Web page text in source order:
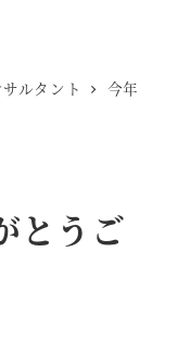
ルタント
今年
とうご